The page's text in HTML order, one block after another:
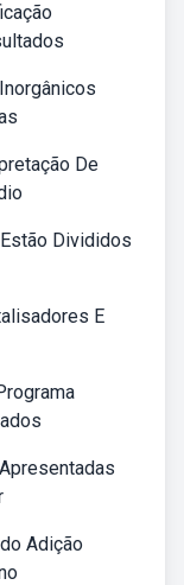
De
Divididos
E
Adição